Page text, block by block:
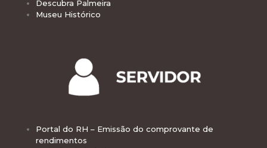
Descubra Palmeira
Museu Histórico
Portal do RH – Emissão do comprovante de
rendimentos